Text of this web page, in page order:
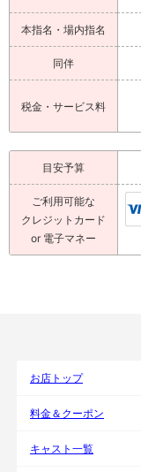
本指名・場内指名
同伴
税金・サービス料
目安予算
ご利用可能な
クレジットカード
or 電子マネー
お店トップ
料金＆クーポン
キャスト一覧